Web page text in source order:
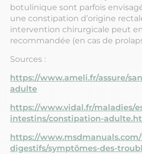
botulinique sont parfois
une constipation d’origine
intervention chirurgicale peut
recommandée (en cas de
Sources :
https://www.ameli.fr/assure/
adulte
https://www.vidal.fr/maladies/
intestins/constipation-
https://
digestifs/symptômes-des-